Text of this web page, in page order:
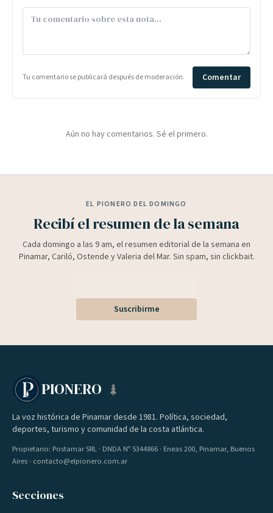
Tu comentario se publicará después de moderación. Comentar
Aún no hay comentarios. Sé el primero.
EL PIONERO DEL DOMINGO
Recibí el resumen de la semana
Cada domingo a las 9 am, el resumen editorial de la semana en
Pinamar, Cariló, Ostende y Valeria del Mar. Sin spam, sin clickbait.
Suscribirme
PIONERO
La voz histórica de Pinamar desde 1981. Política, sociedad,
deportes, turismo y comunidad de la costa atlántica.
Propietario: Postamar SRL · DNDA Nº 5344866 · Eneas 200, Pinamar, Buenos
Aires · contacto@elpionero.com.ar
Secciones